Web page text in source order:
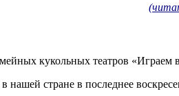
(
кукольных театров «Играем
стране в последнее